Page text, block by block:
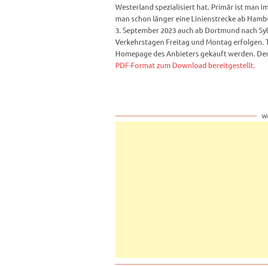
Westerland spezialisiert hat. Primär ist man
man schon länger eine Linienstrecke ab
3. September 2023 auch ab Dortmund nach
Verkehrstagen Freitag und Montag erfolgen.
Homepage des Anbieters gekauft werden.
PDF-Format zum Download bereitgestellt.